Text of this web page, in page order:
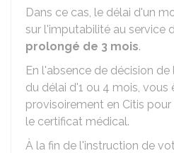
Dans ce cas, le délai d'un
sur l'imputabilité au service
prolongé de 3 mois.
En l'absence de décision
du délai d'1 ou 4 mois, vous
provisoirement en Citis
le certificat médical.
À la fin de l'instruction de